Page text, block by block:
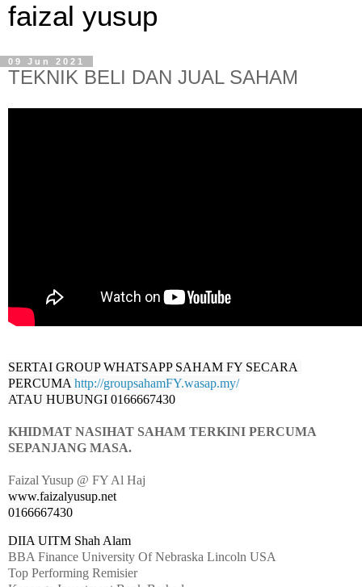
faizal yusup
09 Jun 2021
TEKNIK BELI DAN JUAL SAHAM
SERTAI GROUP WHATSAPP SAHAM FY SECARA
PERCUMA http://groupsahamFY.wasap.my/
ATAU HUBUNGI 0166667430
KHIDMAT NASIHAT SAHAM TERKINI PERCUMA
SEPANJANG MASA.
Faizal Yusup @ FY Al Haj
www.faizalyusup.net
0166667430
DIIA UITM Shah Alam
BBA Finance University Of Nebraska Lincoln USA
Top Performing Remisier